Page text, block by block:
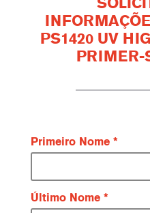
PS1420 UV
PRIMER-
Primeiro Nome
Último Nome